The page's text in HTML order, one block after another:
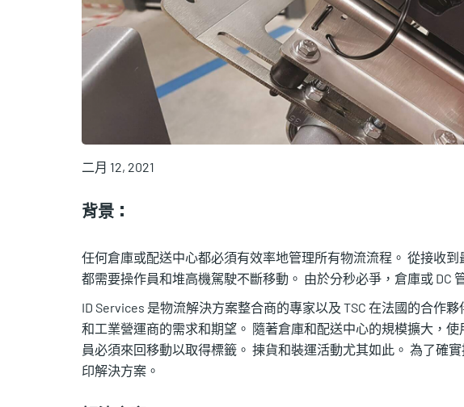
二月 12, 2021
背景：
任何倉庫或配送中心都必須有效率地管理所有物流流程。 從接收
都需要操作員和堆高機駕駛不斷移動。 由於分秒必爭，倉庫或 DC
ID Services 是物流解決方案整合商的專家以及 TSC 在法國的合作
和工業營運商的需求和期望。 隨著倉庫和配送中心的規模擴大，
員必須來回移動以取得標籤。 揀貨和裝運活動尤其如此。 為了確
印解決方案。